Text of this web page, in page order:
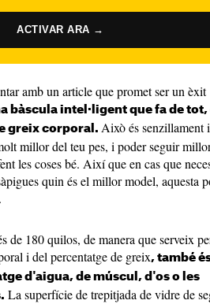
ACTIVAR ARA →
amb un article que promet ser un èxit
bàscula intel·ligent que fa de
greix corporal. Això és senzillament
millor del teu pes, i poder seguir
les coses bé. Així que en cas que
quin és el millor model, aquesta
de 180 quilos, de manera que serveix
i del percentatge de greix, també
d'aigua, de múscul, d'os o les
La superfície de trepitjada de vidre de